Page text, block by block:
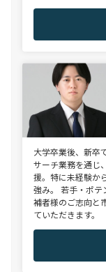
大学卒業後、新卒
サーチ業務を通じ
援。特に未経験か
強み。 若手・ポ
補者様のご志向と
ていただきます。